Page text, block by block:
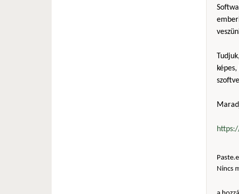
Nincs